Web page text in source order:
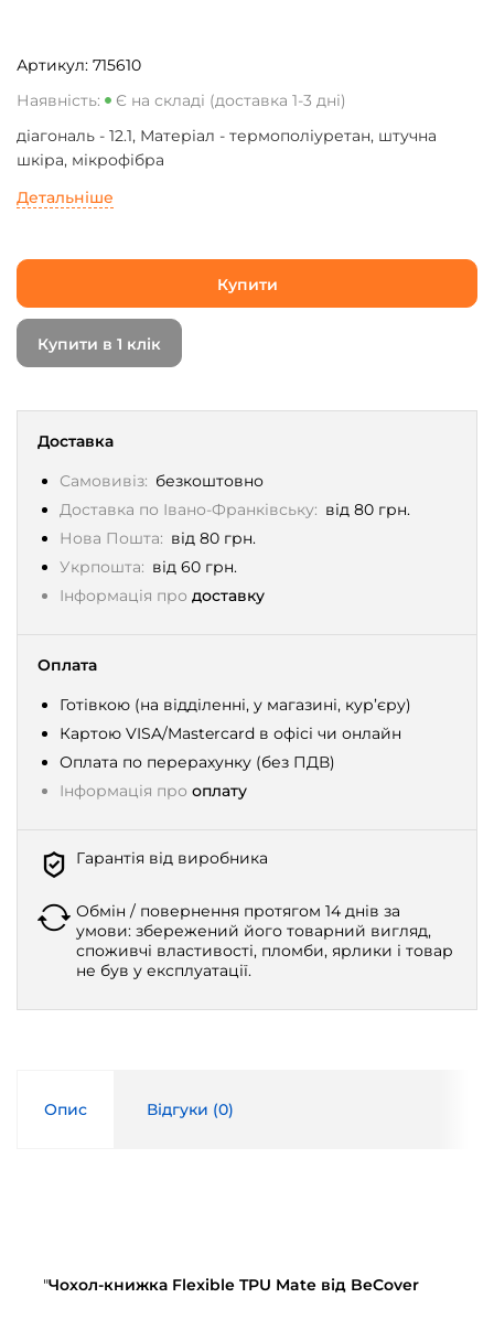
Доставка
Самовивіз: безкоштовно
Доставка по Івано-Франківську: від 80 грн.
Нова Пошта: від 80 грн.
Укрпошта: від 60 грн.
Інформація про доставку
Оплата
Готівкою (на відділенні, у магазині, кур’єру)
Картою VISA/Mastercard в офісі чи онлайн
Оплата по перерахунку (без ПДВ)
Інформація про оплату
Гарантія від виробника
Обмін / повернення протягом 14 днів за
умови: збережений його товарний вигляд,
споживчі властивості, пломби, ярлики і товар
не був у експлуатації.
Артикул: 715610
Наявність:
Є на складі (доставка 1-3 дні)
діагональ - 12.1, Матеріал - термополіуретан, штучна
шкіра, мікрофібра
Детальніше
Купити
Купити в 1 клік
Опис Відгуки (0)
"Чохол-книжка Flexible TPU Mate від BeCover